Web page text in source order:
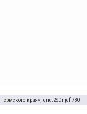
края», erid:2SDnjcfi73Q